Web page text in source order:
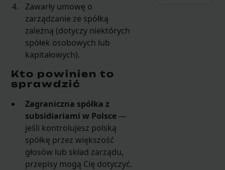
Zawarły umowę o
zarządzanie ze spółką
zależną (dotyczy niektórych
spółek osobowych lub
kapitałowych).
Kto powinien to
sprawdzić
Zagraniczna spółka z
subsidiariami w Polsce —
jeśli kontrolujesz polską
spółkę przez większość
głosów lub skład zarządu,
przepisy mogą Cię dotyczyć.